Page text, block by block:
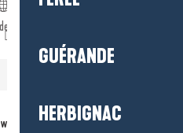
GUÉRANDE
HERBIGNAC
france-44.fr
ab vom Strand. Gästezimmer in